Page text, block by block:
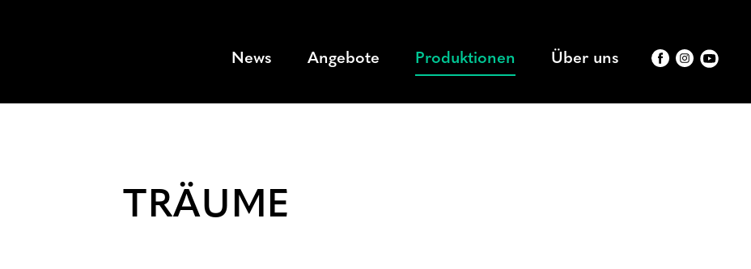
News Angebote Produktionen Über uns
TRÄUME